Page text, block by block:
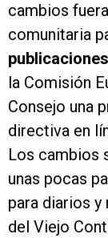
cambios
comunitaria
la Comisión
Consejo una
directiva en
Los cambios
unas pocas
para diarios y
del Viejo